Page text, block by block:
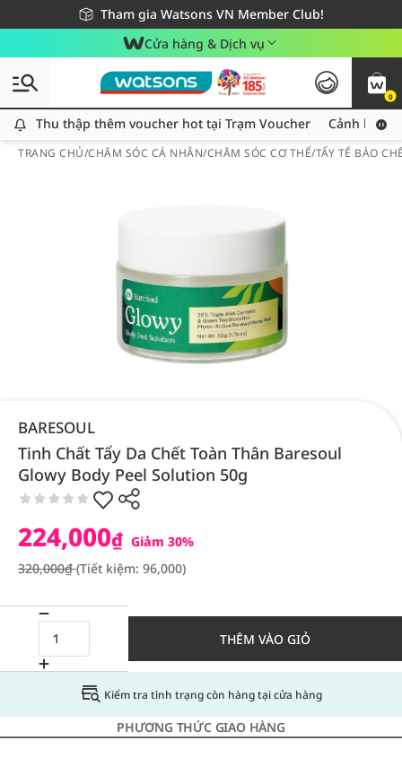
Tham gia Watsons VN Member Club!
Miễn phí giao hàng cho đơn hàng từ 249,000Đ
Giao hàng nhanh 24h - Áp dụng khu vực TP. Hồ Chí Minh
Cửa hàng & Dịch vụ
0
Thu thập thêm voucher hot tại Trạm Voucher
Thu thập thêm voucher hot tại Trạm Voucher Cảnh báo
TRANG CHỦ/CHĂM SÓC CÁ NHÂN/CHĂM SÓC CƠ THỂ/TẨY TẾ BÀO
BARESOUL
Tinh Chất Tẩy Da Chết Toàn Thân Baresoul
Glowy Body Peel Solution 50g
224,000₫ Giảm 30%
320,000₫(Tiết kiệm: 96,000)
THÊM VÀO GIỎ
Kiểm tra tình trạng còn hàng tại cửa hàng
PHƯƠNG THỨC GIAO HÀNG